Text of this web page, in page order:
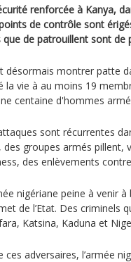
renforcée à Kanya,
de contrôle sont
que de patrouillent sont de
désormais montrer patte
la vie à au moins 19
centaine d'hommes
sont récurrentes
des groupes armés pillent,
des enlèvements
nigériane peine à venir
de l’Etat. Des criminels
Katsina, Kaduna et
ces adversaires, l’armée